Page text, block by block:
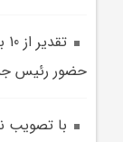
حضور رئيس
با تصويب